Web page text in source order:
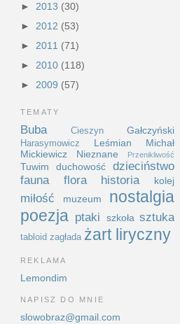
► 2013 (30)
► 2012 (53)
► 2011 (71)
► 2010 (118)
► 2009 (57)
TEMATY
Buba Cieszyn Gałczyński
Harasymowicz Leśmian
Michał
Mickiewicz
Nieznane Przenikliwość
Tuwim duchowość
dzieciństwo
fauna
flora historia kolej
miłość muzeum
nostalgia
poezja ptaki szkoła sztuka
tabloid zagłada żart liryczny
REKLAMA
Lemondim
NAPISZ DO MNIE
slowobraz@gmail.com